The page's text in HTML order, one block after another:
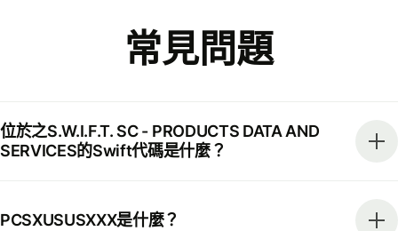
常見問題
位於之S.W.I.F.T. SC - PRODUCTS DATA AND
SERVICES的Swift代碼是什麼？
PCSXUSUSXXX是什麼？